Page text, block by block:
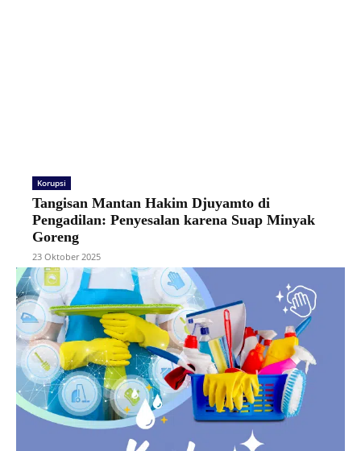
Korupsi
Tangisan Mantan Hakim Djuyamto di
Pengadilan: Penyesalan karena Suap Minyak
Goreng
23 Oktober 2025